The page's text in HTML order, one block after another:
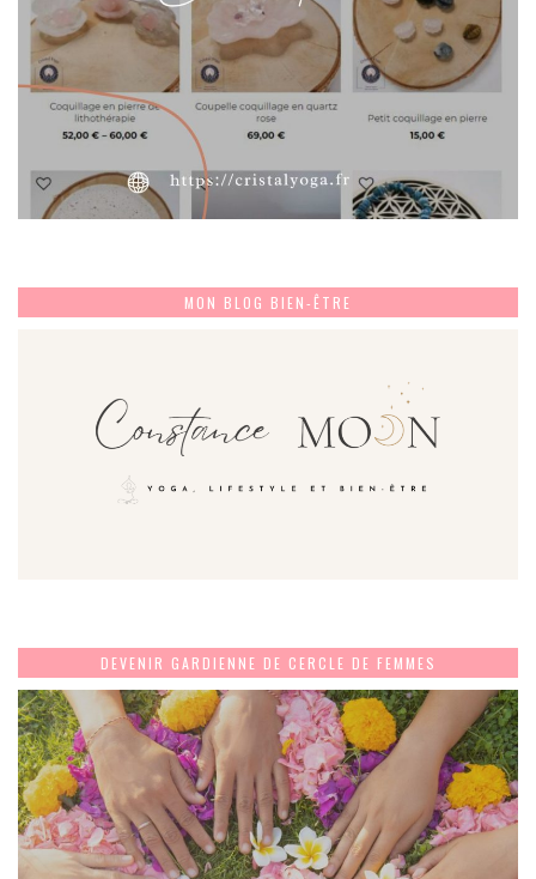
MON BLOG BIEN-ÊTRE
DEVENIR GARDIENNE DE CERCLE DE FEMMES